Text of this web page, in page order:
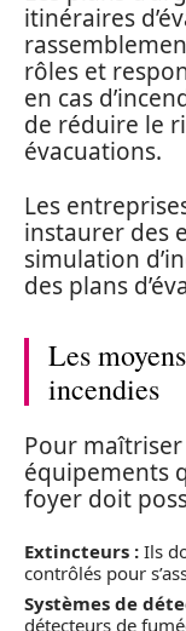
itinéraires
rôles et
en cas
de réduire le
évacuations.
Les
instaurer des
simulation
des plans
Les
incendies
Pour
équipements
foyer doit
Extincteurs : Ils
contrôlés pour
Systèmes de
détecteurs de